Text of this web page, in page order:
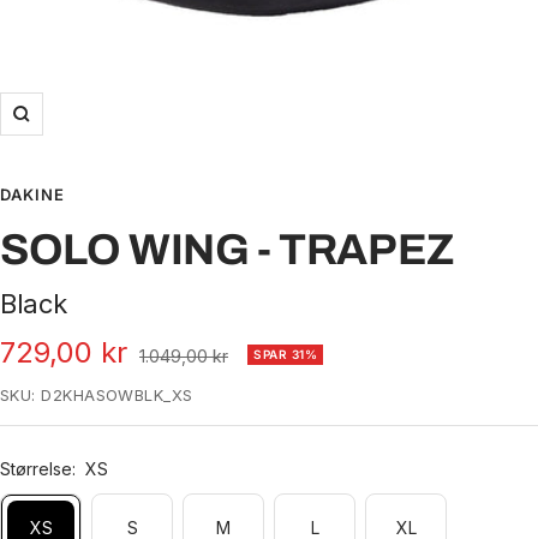
Zoom
DAKINE
SOLO WING - TRAPEZ
Black
Udsalgspris
729,00 kr Normal
1.049,00 kr SPAR 31%
SKU:D2KHASOWBLK_XS
Størrelse: XS
XS S M L XL